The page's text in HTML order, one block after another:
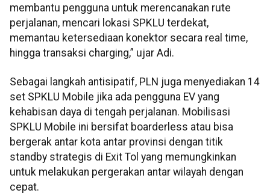
membantu pengguna untuk merencanakan rute
perjalanan, mencari lokasi SPKLU terdekat,
memantau ketersediaan konektor secara real time,
hingga transaksi charging,” ujar Adi.
Sebagai langkah antisipatif, PLN juga menyediakan 14
set SPKLU Mobile jika ada pengguna EV yang
kehabisan daya di tengah perjalanan. Mobilisasi
SPKLU Mobile ini bersifat boarderless atau bisa
bergerak antar kota antar provinsi dengan titik
standby strategis di Exit Tol yang memungkinkan
untuk melakukan pergerakan antar wilayah dengan
cepat.